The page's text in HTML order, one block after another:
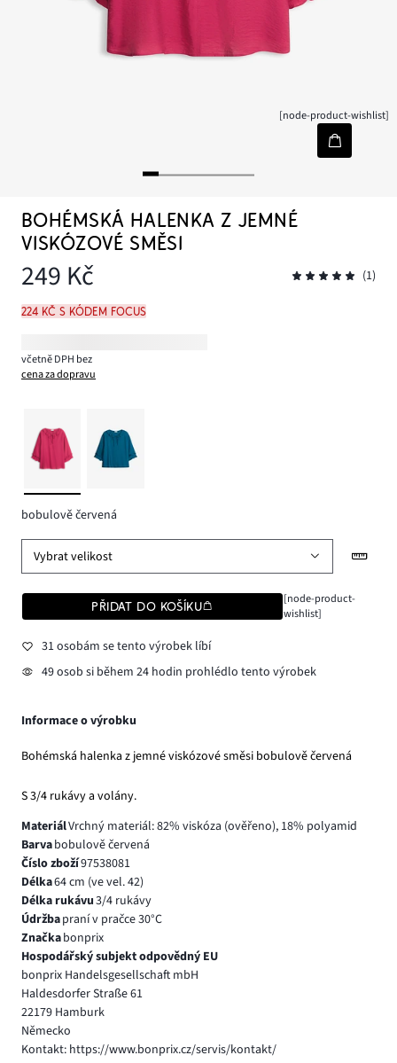
[node-product-wishlist]
BOHÉMSKÁ HALENKA Z JEMNÉ
VISKÓZOVÉ SMĚSI
249 Kč (1)
224 Kč s kódem FOCUS
včetně DPH bez
cena za dopravu
bobulově červená
Vybrat velikost
PŘIDAT DO KOŠÍKU
[node-product-
wishlist]
31 osobám se tento výrobek líbí
49 osob si během 24 hodin prohlédlo tento výrobek
Informace o výrobku
Bohémská halenka z jemné viskózové směsi bobulově červená
S 3/4 rukávy a volány.
MateriálVrchný materiál: 82% viskóza (ověřeno), 18% polyamid
Barvabobulově červená
Číslo zboží97538081
Délka64 cm (ve vel. 42)
Délka rukávu3/4 rukávy
Údržbapraní v pračce 30°C
Značkabonprix
Hospodářský subjekt odpovědný EU
bonprix Handelsgesellschaft mbH
Haldesdorfer Straße 61
22179 Hamburk
Německo
Kontakt: https://www.bonprix.cz/servis/kontakt/